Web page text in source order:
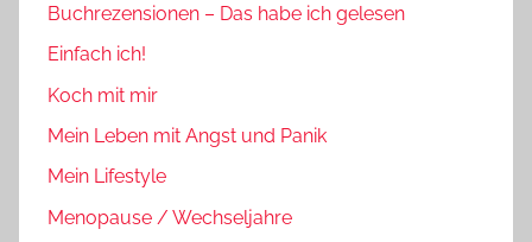
Buchrezensionen – Das habe ich gelesen
Einfach ich!
Koch mit mir
Mein Leben mit Angst und Panik
Mein Lifestyle
Menopause / Wechseljahre